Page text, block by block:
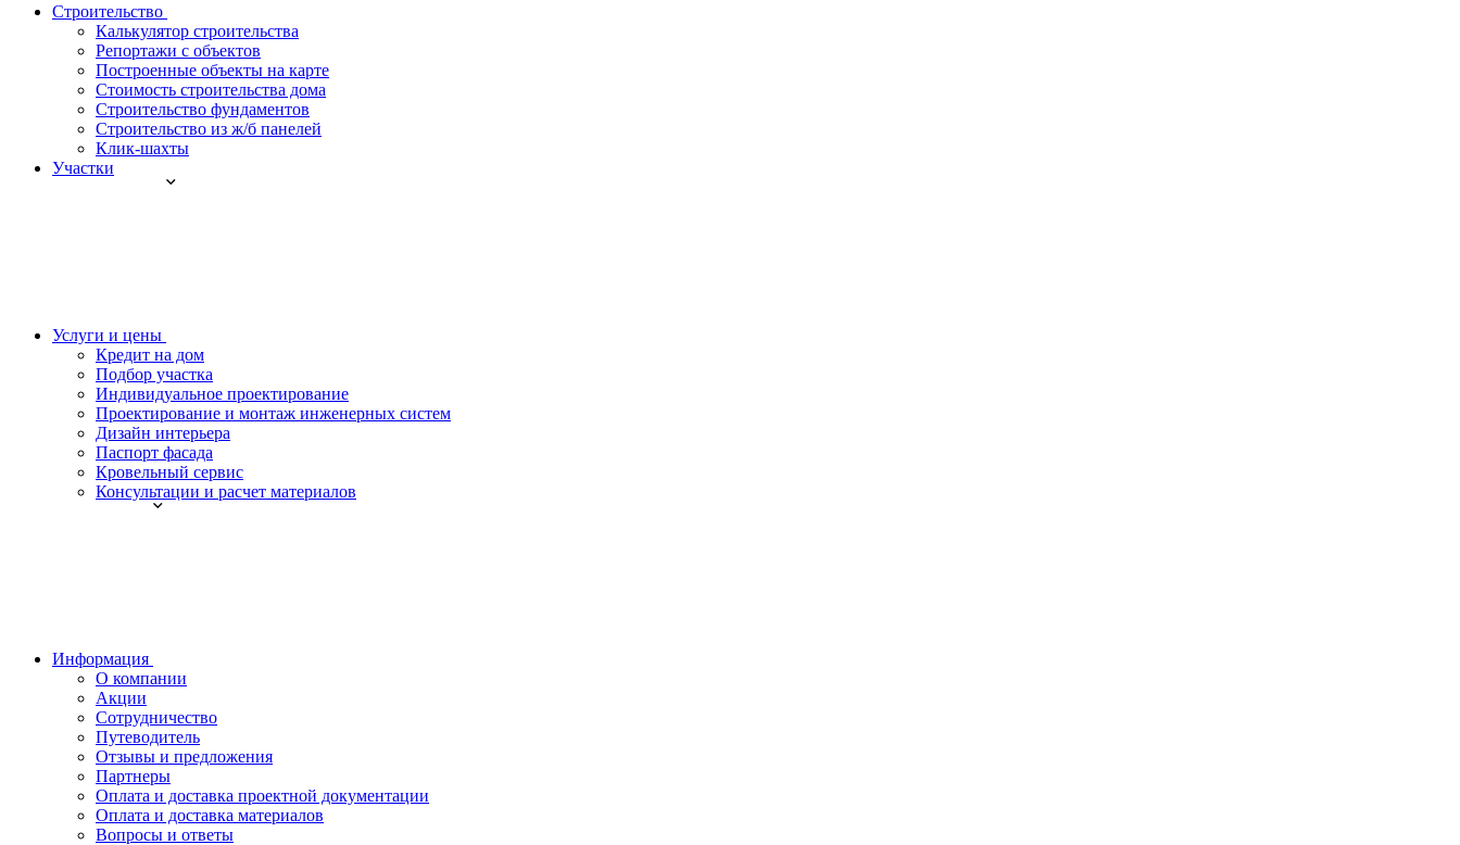
Строительство
Калькулятор строительства
Репортажи с объектов
Построенные объекты на карте
Стоимость строительства дома
Строительство фундаментов
Строительство из ж/б панелей
Клик-шахты
Участки
Услуги и цены
Кредит на дом
Подбор участка
Индивидуальное проектирование
Проектирование и монтаж инженерных систем
Дизайн интерьера
Паспорт фасада
Кровельный сервис
Консультации и расчет материалов
Информация
О компании
Акции
Сотрудничество
Путеводитель
Отзывы и предложения
Партнеры
Оплата и доставка проектной документации
Оплата и доставка материалов
Вопросы и ответы